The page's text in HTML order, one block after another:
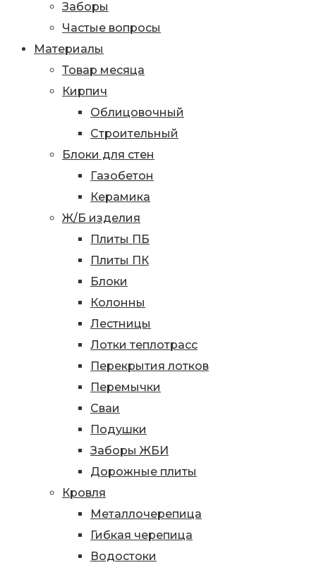
Заборы
Частые вопросы
Материалы
Товар месяца
Кирпич
Облицовочный
Строительный
Блоки для стен
Газобетон
Керамика
Ж/Б изделия
Плиты ПБ
Плиты ПК
Блоки
Колонны
Лестницы
Лотки теплотрасс
Перекрытия лотков
Перемычки
Сваи
Подушки
Заборы ЖБИ
Дорожные плиты
Кровля
Металлочерепица
Гибкая черепица
Водостоки